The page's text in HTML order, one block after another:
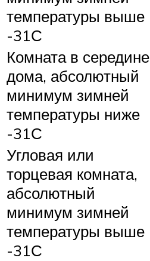
температуры выше
-31С
Комната в середине
дома, абсолютный
минимум зимней
температуры ниже
-31С
Угловая или
торцевая комната,
абсолютный
минимум зимней
температуры выше
-31С